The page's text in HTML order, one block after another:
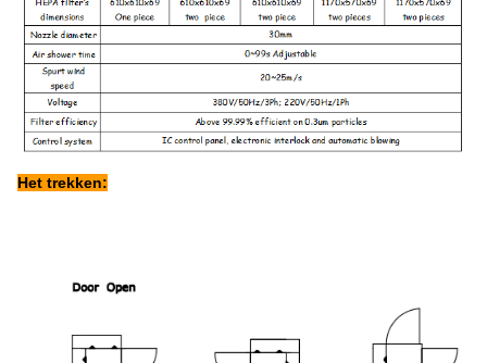
Het trekken: